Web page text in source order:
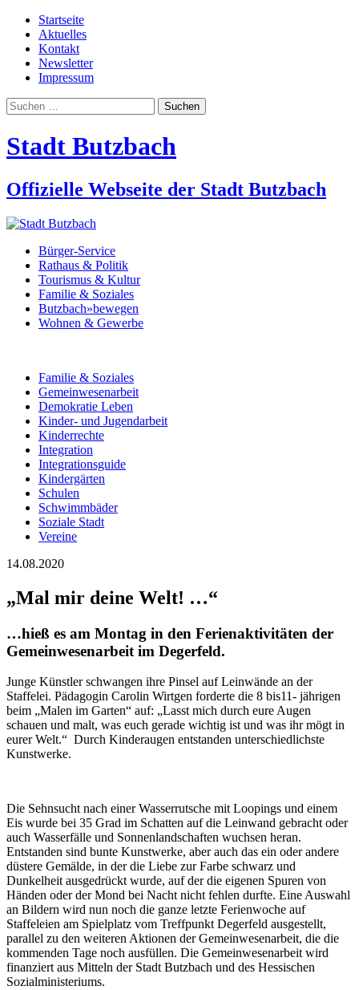
Startseite
Aktuelles
Kontakt
Newsletter
Impressum
Suchen
nach:
Stadt Butzbach
Offizielle Webseite der Stadt Butzbach
Bürger-Service
Rathaus & Politik
Tourismus & Kultur
Familie & Soziales
Butzbach»bewegen
Wohnen & Gewerbe
Familie & Soziales
Gemeinwesenarbeit
Demokratie Leben
Kinder- und Jugendarbeit
Kinderrechte
Integration
Integrationsguide
Kindergärten
Schulen
Schwimmbäder
Soziale Stadt
Vereine
14.08.2020
„Mal mir deine Welt! …“
…hieß es am Montag in den Ferienaktivitäten der
Gemeinwesenarbeit im Degerfeld.
Junge Künstler schwangen ihre Pinsel auf Leinwände an der
Staffelei. Pädagogin Carolin Wirtgen forderte die 8 bis11- jährigen
beim „Malen im Garten“ auf: „Lasst mich durch eure Augen
schauen und malt, was euch gerade wichtig ist und was ihr mögt in
eurer Welt.“ Durch Kinderaugen entstanden unterschiedlichste
Kunstwerke.
Die Sehnsucht nach einer Wasserrutsche mit Loopings und einem
Eis wurde bei 35 Grad im Schatten auf die Leinwand gebracht oder
auch Wasserfälle und Sonnenlandschaften wuchsen heran.
Entstanden sind bunte Kunstwerke, aber auch das ein oder andere
düstere Gemälde, in der die Liebe zur Farbe schwarz und
Dunkelheit ausgedrückt wurde, auf der die eigenen Spuren von
Händen oder der Mond bei Nacht nicht fehlen durfte. Eine Auswahl
an Bildern wird nun noch die ganze letzte Ferienwoche auf
Staffeleien am Spielplatz vom Treffpunkt Degerfeld ausgestellt,
parallel zu den weiteren Aktionen der Gemeinwesenarbeit, die die
kommenden Tage noch ausfüllen. Die Gemeinwesenarbeit wird
finanziert aus Mitteln der Stadt Butzbach und des Hessischen
Sozialministeriums.